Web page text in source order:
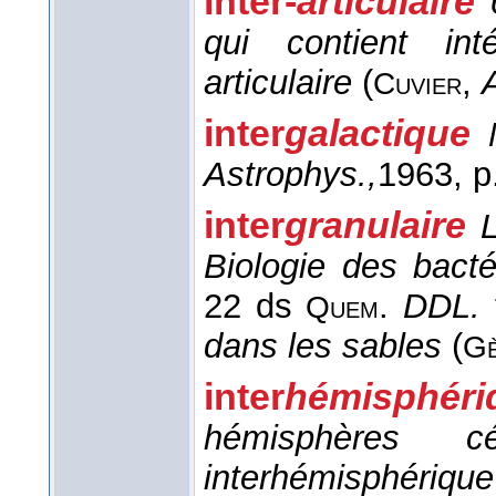
qui contient
articulaire (Cuvier,
intergalactique
Astrophys.,1963,
intergranulaire
Biologie des
22 ds Quem. DDL.
dans les sables (
inter
hémisphères